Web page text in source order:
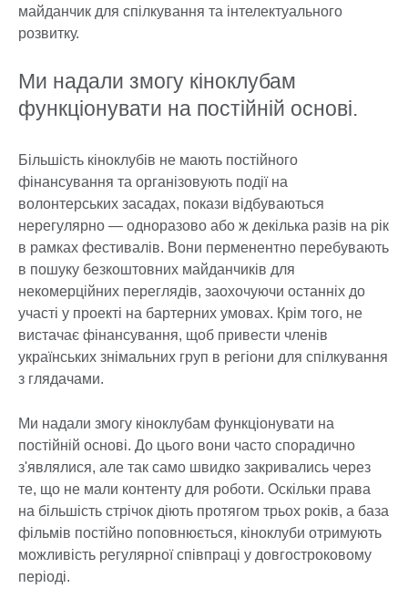
майданчик для спілкування та інтелектуального
розвитку.
Ми надали змогу кіноклубам
функціонувати на постійній основі.
Більшість кіноклубів не мають постійного
фінансування та організовують події на
волонтерських засадах, покази відбуваються
нерегулярно — одноразово або ж декілька разів на рік
в рамках фестивалів. Вони перменентно перебувають
в пошуку безкоштовних майданчиків для
некомерційних переглядів, заохочуючи останніх до
участі у проекті на бартерних умовах. Крім того, не
вистачає фінансування, щоб привести членів
українських знімальних груп в регіони для спілкування
з глядачами.
Ми надали змогу кіноклубам функціонувати на
постійній основі. До цього вони часто спорадично
з'являлися, але так само швидко закривались через
те, що не мали контенту для роботи. Оскільки права
на більшість стрічок діють протягом трьох років, а база
фільмів постійно поповнюється, кіноклуби отримують
можливість регулярної співпраці у довгостроковому
періоді.